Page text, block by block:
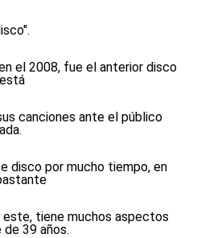
el 2008, fue el anterior disco
canciones ante el público
disco por mucho tiempo, en
tiene muchos aspectos
39 años.